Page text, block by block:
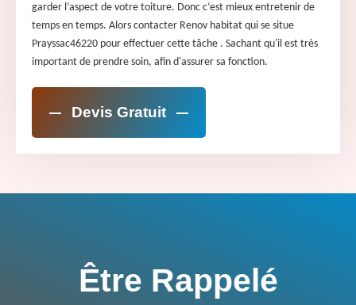
garder l’aspect de votre toiture. Donc c‘est mieux entretenir de
temps en temps. Alors contacter Renov habitat qui se situe
Prayssac46220 pour effectuer cette tâche . Sachant qu'il est très
important de prendre soin, afin d'assurer sa fonction.
Devis Gratuit
Être Rappelé